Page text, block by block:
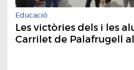
Educació
Les victòries dels i les
Carrilet de Palafrugell